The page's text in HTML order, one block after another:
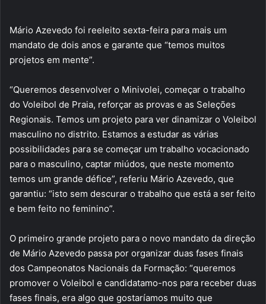
Mário Azevedo foi reeleito sexta-feira para mais um
mandato de dois anos e garante que “temos muitos
projetos em mente”.
“Queremos desenvolver o Minivolei, começar o trabalho
do Voleibol de Praia, reforçar as provas e as Seleções
Regionais. Temos um projeto para ver dinamizar o Voleibol
masculino no distrito. Estamos a estudar as várias
possibilidades para se começar um trabalho vocacionado
para o masculino, captar miúdos, que neste momento
temos um grande défice”, referiu Mário Azevedo, que
garantiu: “isto sem descurar o trabalho que está a ser feito
e bem feito no feminino”.
O primeiro grande projeto para o novo mandato da direção
de Mário Azevedo passa por organizar duas fases finais
dos Campeonatos Nacionais da Formação: “queremos
promover o Voleibol e candidatamo-nos para receber duas
fases finais, era algo que gostaríamos muito que